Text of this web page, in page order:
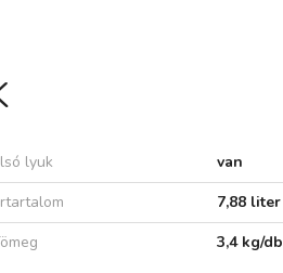
lyuk
van
7,88 liter
3,4 kg/db